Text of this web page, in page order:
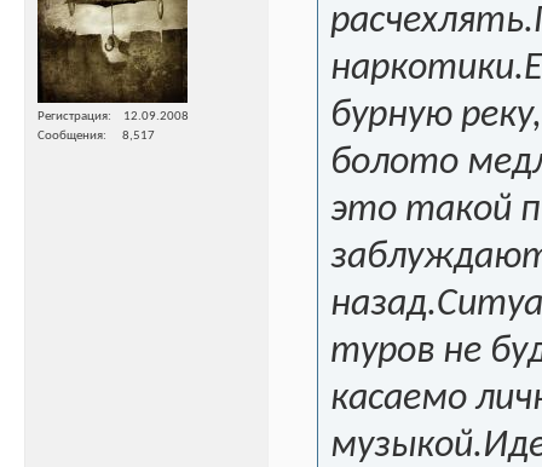
Регистрация
12.09.2008
Сообщения
8,517
бурную
болото
это такой
туров не
касаемо